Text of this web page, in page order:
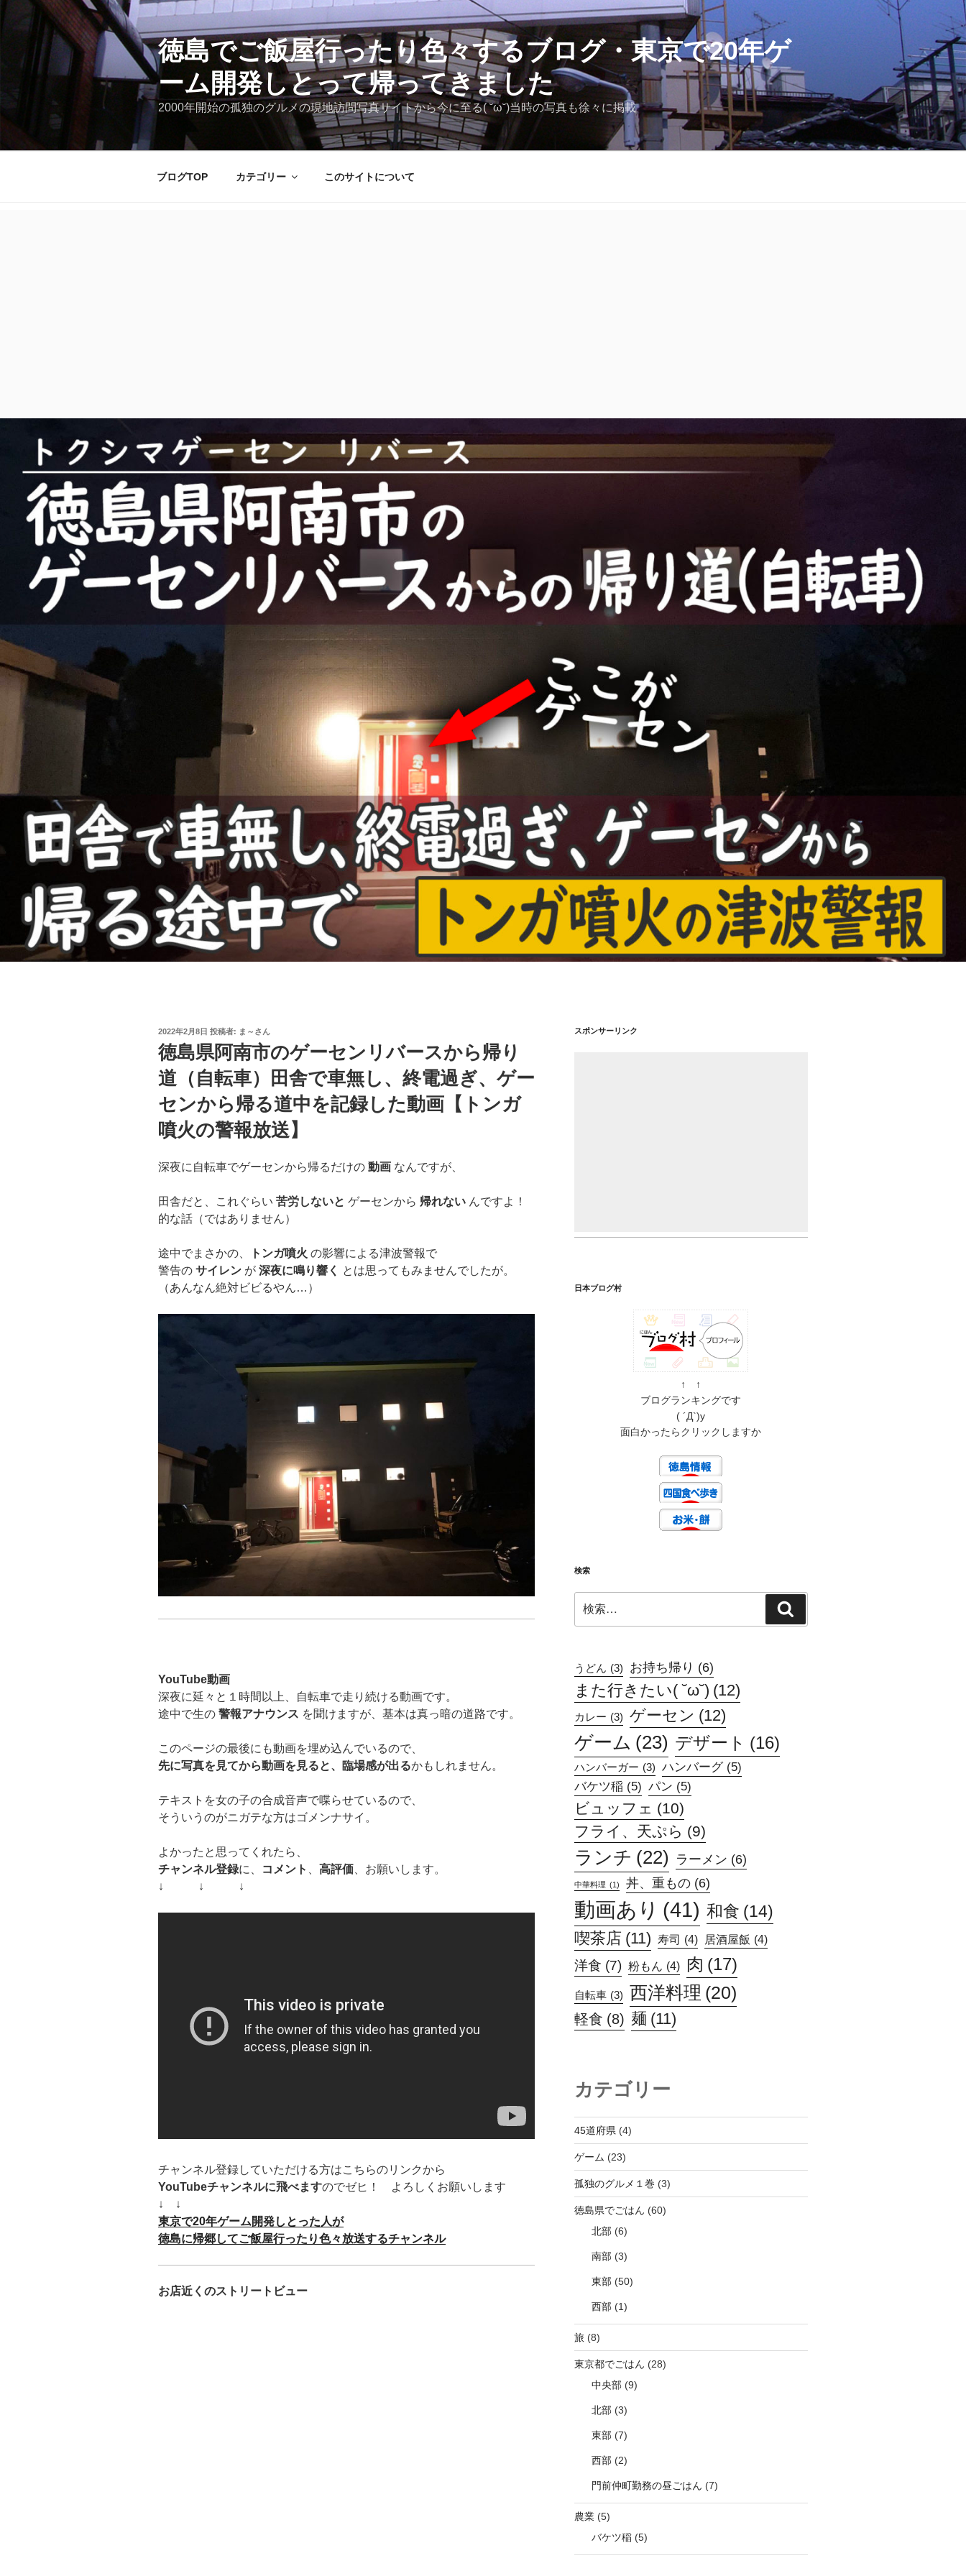
ン
へ
ス
キ
徳島でご飯屋行ったり色々するブログ・東京で20年ゲ
ーム開発しとって帰ってきました
2000年開始の孤独のグルメの現地訪問写真サイトから今に至る( ˘ω˘)当時の写真も徐々に掲載
ブログTOP カテゴリー このサイトについて
投
稿
日:
2022年2月8日 投稿者: ま～さん
徳島県阿南市のゲーセンリバースから帰り
道（自転車）田舎で車無し、終電過ぎ、ゲー
センから帰る道中を記録した動画【トンガ
噴火の警報放送】
深夜に自転車でゲーセンから帰るだけの 動画 なんですが、
田舎だと、これぐらい 苦労しないと ゲーセンから 帰れない んですよ！
的な話（ではありません）
途中でまさかの、 トンガ噴火 の影響による津波警報で
警告の サイレン が 深夜に鳴り響く
とは思ってもみませんでしたが。
（あんなん絶対ビビるやん…）
YouTube動画
深夜に延々と１時間以上、自転車で走り続ける動画です。
途中で生の 警報アナウンス を聞けますが、基本は真っ暗の道路です。
このページの最後にも動画を埋め込んでいるので、
先に写真を見てから動画を見ると、臨場感が出るかもしれません。
テキストを女の子の合成音声で喋らせているので、
そういうのがニガテな方はゴメンナサイ。
よかったと思ってくれたら、
チャンネル登録に、 コメント 、 高評価、お願いします。
↓ ↓ ↓
チャンネル登録していただける方はこちらのリンクから
YouTubeチャンネルに飛べますのでゼヒ！ よろしくお願いします
↓ ↓
東京で20年ゲーム開発しとった人が
徳島に帰郷してご飯屋行ったり色々放送するチャンネル
お店近くのストリートビュー
スポンサーリンク
日本ブログ村
↑ ↑
ブログランキングです
( ´Д`)y
面白かったらクリックしますか
検索
索:
索
うどん (3) お持ち帰り (6)
また行きたい( ˘ω˘) (12)
カレー (3) ゲーセン (12)
ゲーム (23) デザート (16)
ハンバーガー (3) ハンバーグ (5)
バケツ稲 (5) パン (5)
ビュッフェ (10)
フライ、天ぷら (9)
ランチ (22) ラーメン (6)
中華料理 (1) 丼、重もの (6)
動画あり (41) 和食 (14)
喫茶店 (11) 寿司 (4) 居酒屋飯 (4)
洋食 (7) 粉もん (4) 肉 (17)
自転車 (3) 西洋料理 (20)
軽食 (8) 麺 (11)
カテゴリー
45道府県 (4)
ゲーム (23)
孤独のグルメ１巻 (3)
徳島県でごはん (60)
北部(6)
南部(3)
東部(50)
西部(1)
旅 (8)
東京都でごはん (28)
中央部(9)
北部(3)
東部(7)
西部(2)
門前仲町勤務の昼ごはん (7)
農業(5)
バケツ稲(5)